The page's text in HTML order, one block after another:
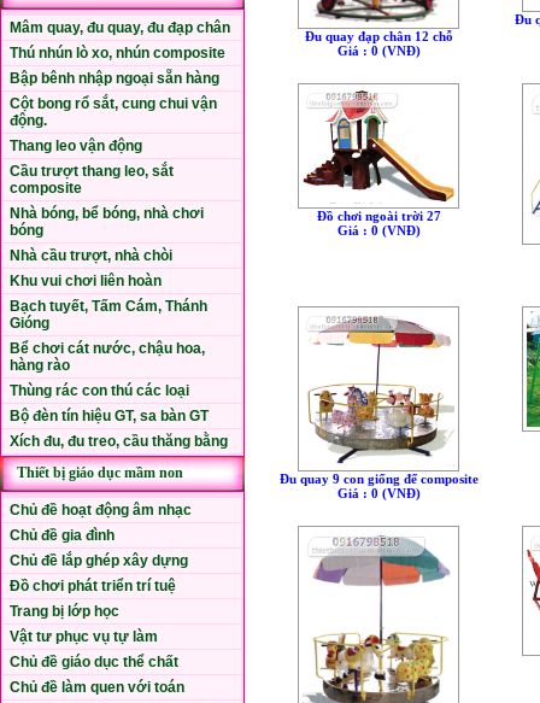
Mâm quay, đu quay, đu đạp chân
Thú nhún lò xo, nhún composite
Bập bênh nhập ngoại sẵn hàng
Cột bong rổ sắt, cung chui vận
động.
Thang leo vận động
Cầu trượt thang leo, sắt
composite
Nhà bóng, bể bóng, nhà chơi
bóng
Nhà cầu trượt, nhà chòi
Khu vui chơi liên hoàn
Bạch tuyết, Tấm Cám, Thánh
Gióng
Bể chơi cát nước, chậu hoa,
hàng rào
Thùng rác con thú các loại
Bộ đèn tín hiệu GT, sa bàn GT
Xích đu, đu treo, cầu thăng bằng
Thiết bị giáo dục mầm non
Chủ đề hoạt động âm nhạc
Chủ đề gia đình
Chủ đề lắp ghép xây dựng
Đồ chơi phát triển trí tuệ
Trang bị lớp học
Vật tư phục vụ tự làm
Chủ đề giáo dục thể chất
Chủ đề làm quen với toán
Đu quay đạp chân 12 chỗ
Giá : 0 (VNÐ)
Đu
Đồ chơi ngoài trời 27
Giá : 0 (VNÐ)
Đu quay 9 con giống đế composite
Giá : 0 (VNÐ)